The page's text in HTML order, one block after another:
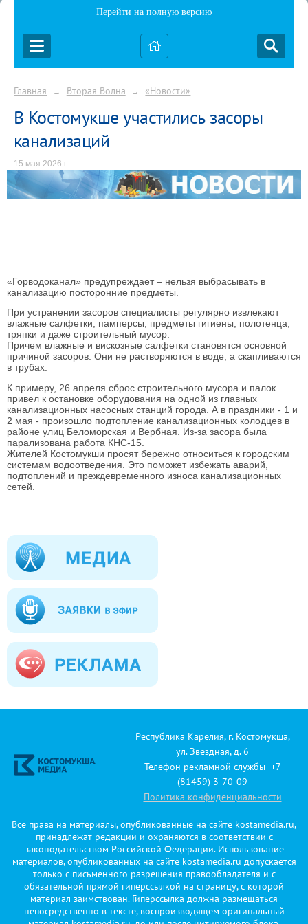
Перейти на полную версию
Главная → Вторая Волна → «Новости»
В Костомукше участились засоры
канализаций
15 мая 2026 г.
«Горводоканал» предупреждает – нельзя выбрасывать в
канализацию посторонние предметы.
При устранении засоров специалисты регулярно извлекают
влажные салфетки, памперсы, предметы гигиены, полотенца,
тряпки и даже строительный мусор.
Причем влажные и вискозные салфетки становятся основной
причиной засоров. Они не растворяются в воде, а скапливаются
в трубах.
К примеру, 26 апреля сброс строительного мусора и палок
привел к остановке оборудования на одной из главных
канализационных насосных станций города. А в праздники - 1 и
2 мая - произошло подтопление канализационных колодцев в
районе улиц Беломорская и Вербная. Из-за засора была
парализована работа КНС-15.
Жителей Костомукши просят бережно относиться к городским
системам водоотведения. Это поможет избежать аварий,
подтоплений и преждевременного износа канализационных
сетей.
Республика Карелия, г. Костомукша,
ул. Звёздная, д. 6
Телефон рекламной службы +7
(81459) 3-70-09
Политика конфиденциальности
Все права на материалы, опубликованные на сайте kostamedia.ru,
принадлежат редакции и охраняются в соответствии с
законодательством Российской Федерации. Использование
материалов, опубликованных на сайте kostamedia.ru допускается
только с письменного разрешения правообладателя и с
обязательной прямой гиперссылкой на страницу, с которой
материал заимствован. Гиперссылка должна размещаться
непосредственно в тексте, воспроизводящем оригинальный